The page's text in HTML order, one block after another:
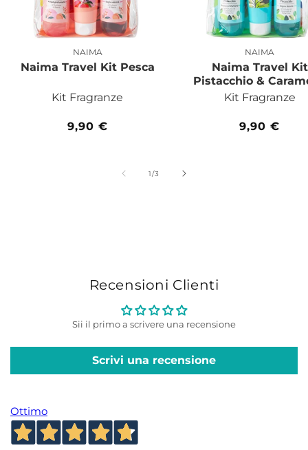
Produttore:
NAIMA
Naima Travel Kit Pesca
Kit Fragranze
Prezzo
9,90 €
NAIMA
Naima Travel Kit
Pistacchio &
Kit Fragranze
Prezzo
9,90 €
1/su
3
Recensioni Clienti
Sii il primo a scrivere una recensione
Scrivi una recensione
Ottimo